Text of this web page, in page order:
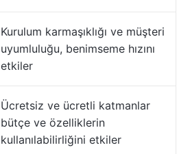
Kurulum karmaşıklığı ve müşteri
uyumluluğu, benimseme hızını
etkiler
Ücretsiz ve ücretli katmanlar
bütçe ve özelliklerin
kullanılabilirliğini etkiler